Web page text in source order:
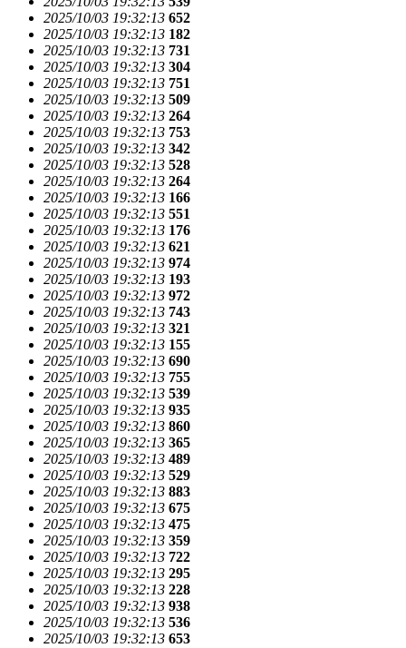
2025/10/03 19:32:13 652
2025/10/03 19:32:13 182
2025/10/03 19:32:13 731
2025/10/03 19:32:13 304
2025/10/03 19:32:13 751
2025/10/03 19:32:13 509
2025/10/03 19:32:13 264
2025/10/03 19:32:13 753
2025/10/03 19:32:13 342
2025/10/03 19:32:13 528
2025/10/03 19:32:13 264
2025/10/03 19:32:13 166
2025/10/03 19:32:13 551
2025/10/03 19:32:13 176
2025/10/03 19:32:13 621
2025/10/03 19:32:13 974
2025/10/03 19:32:13 193
2025/10/03 19:32:13 972
2025/10/03 19:32:13 743
2025/10/03 19:32:13 321
2025/10/03 19:32:13 155
2025/10/03 19:32:13 690
2025/10/03 19:32:13 755
2025/10/03 19:32:13 539
2025/10/03 19:32:13 935
2025/10/03 19:32:13 860
2025/10/03 19:32:13 365
2025/10/03 19:32:13 489
2025/10/03 19:32:13 529
2025/10/03 19:32:13 883
2025/10/03 19:32:13 675
2025/10/03 19:32:13 475
2025/10/03 19:32:13 359
2025/10/03 19:32:13 722
2025/10/03 19:32:13 295
2025/10/03 19:32:13 228
2025/10/03 19:32:13 938
2025/10/03 19:32:13 536
2025/10/03 19:32:13 653